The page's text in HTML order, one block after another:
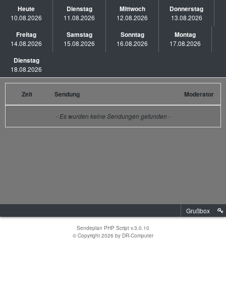
Heute
10.08.2026
Dienstag
11.08.2026
Mittwoch
12.08.2026
Donnerstag
13.08.2026
Freitag
14.08.2026
Samstag
15.08.2026
Sonntag
16.08.2026
Montag
17.08.2026
Dienstag
18.08.2026
Zeit Sendung Moderator
- Es wurden keine Sendungen gefunden -
Grußbox
Sendeplan PHP Script v.3.0.10
© Copyright 2026 by DR-Computer